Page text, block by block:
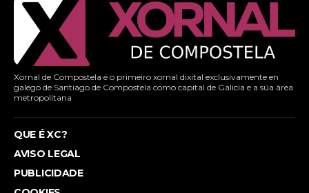
Xornal de Compostela é o primeiro xornal dixital exclusivamente en
galego de Santiago de Compostela como capital de Galicia e a súa área
metropolitana
QUE É XC?
AVISO LEGAL
PUBLICIDADE